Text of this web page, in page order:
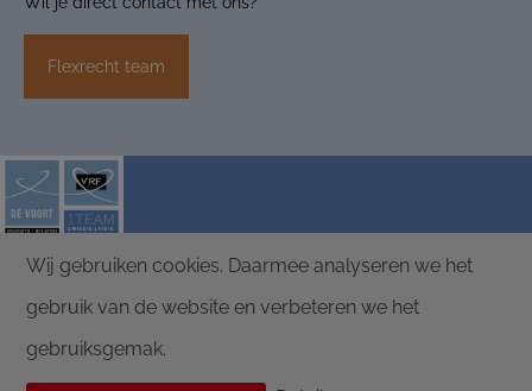
Flexrecht team
PRIVACY
DISCLAIMER
DE VOORT ADVOCATEN |
Wij gebruiken cookies. Daarmee analyseren we het
gebruik van de website en verbeteren we het
gebruiksgemak.